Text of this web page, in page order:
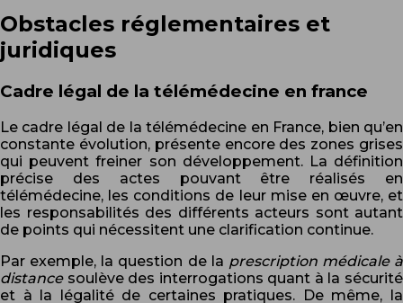
Obstacles réglementaires et
juridiques
Cadre légal de la télémédecine en france
Le cadre légal de la télémédecine en France, bien qu’en
constante évolution, présente encore des zones grises
qui peuvent freiner son développement. La définition
précise des actes pouvant être réalisés en
télémédecine, les conditions de leur mise en œuvre, et
les responsabilités des différents acteurs sont autant
de points qui nécessitent une clarification continue.
Par exemple, la question de la prescription médicale à
distance soulève des interrogations quant à la sécurité
et à la légalité de certaines pratiques. De même, la